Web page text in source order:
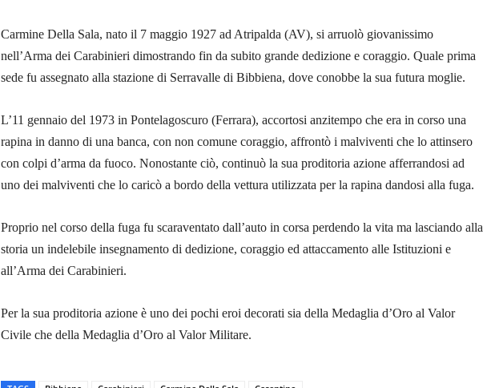
Carmine Della Sala, nato il 7 maggio 1927 ad Atripalda (AV), si arruolò giovanissimo
nell’Arma dei Carabinieri dimostrando fin da subito grande dedizione e coraggio. Quale prima
sede fu assegnato alla stazione di Serravalle di Bibbiena, dove conobbe la sua futura moglie.
L’11 gennaio del 1973 in Pontelagoscuro (Ferrara), accortosi anzitempo che era in corso una
rapina in danno di una banca, con non comune coraggio, affrontò i malviventi che lo attinsero
con colpi d’arma da fuoco. Nonostante ciò, continuò la sua proditoria azione afferrandosi ad
uno dei malviventi che lo caricò a bordo della vettura utilizzata per la rapina dandosi alla fuga.
Proprio nel corso della fuga fu scaraventato dall’auto in corsa perdendo la vita ma lasciando alla
storia un indelebile insegnamento di dedizione, coraggio ed attaccamento alle Istituzioni e
all’Arma dei Carabinieri.
Per la sua proditoria azione è uno dei pochi eroi decorati sia della Medaglia d’Oro al Valor
Civile che della Medaglia d’Oro al Valor Militare.